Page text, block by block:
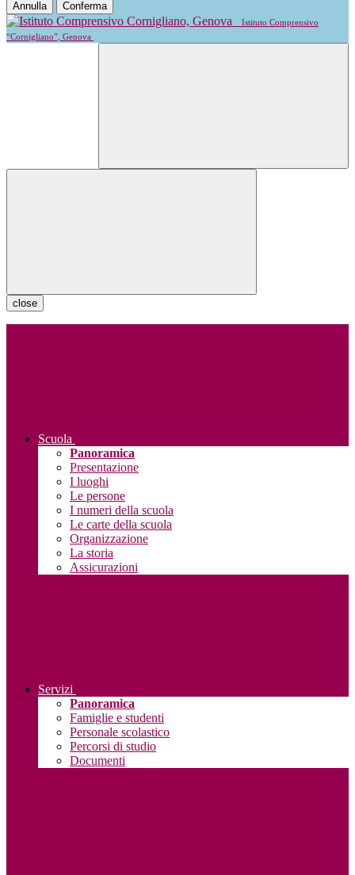
Annulla Conferma
Istituto Comprensivo
“Cornigliano”, Genova
close
Scuola
Panoramica
Presentazione
I luoghi
Le persone
I numeri della scuola
Le carte della scuola
Organizzazione
La storia
Assicurazioni
Servizi
Panoramica
Famiglie e studenti
Personale scolastico
Percorsi di studio
Documenti